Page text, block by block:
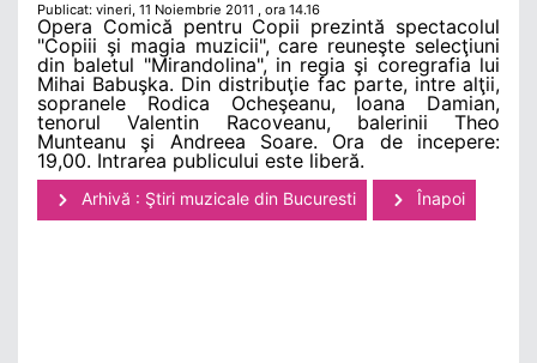
Publicat: vineri, 11 Noiembrie 2011 , ora 14.16
Opera Comică pentru Copii prezintă spectacolul
"Copiii şi magia muzicii", care reuneşte selecţiuni
din baletul "Mirandolina", in regia şi coregrafia lui
Mihai Babuşka. Din distribuţie fac parte, intre alţii,
sopranele Rodica Ocheşeanu, Ioana Damian,
tenorul Valentin Racoveanu, balerinii Theo
Munteanu şi Andreea Soare. Ora de incepere:
19,00. Intrarea publicului este liberă.
Arhivă : Ştiri muzicale din Bucuresti Înapoi